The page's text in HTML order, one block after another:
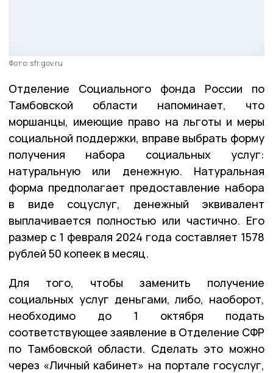
Фото: sfr.gov.ru
Отделение Социального фонда России по
Тамбовской области напоминает, что
моршанцы, имеющие право на льготы и меры
социальной поддержки, вправе выбрать форму
получения набора социальных услуг:
натуральную или денежную. Натуральная
форма предполагает предоставление набора
в виде соцуслуг, денежный эквивалент
выплачивается полностью или частично. Его
размер с 1 февраля 2024 года составляет 1578
рублей 50 копеек в месяц.
Для того, чтобы заменить получение
социальных услуг деньгами, либо, наоборот,
необходимо до 1 октября подать
соответствующее заявление в Отделение СФР
по Тамбовской области. Сделать это можно
через «Личный кабинет» на портале госуслуг,